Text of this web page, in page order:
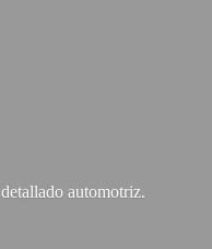
detallado automotriz.